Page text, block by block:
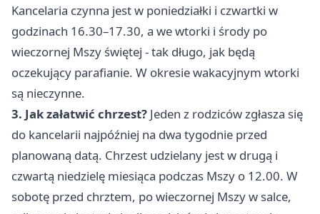
Kancelaria czynna jest w poniedziałki i czwartki w
godzinach 16.30–17.30, a we wtorki i środy po
wieczornej Mszy świętej - tak długo, jak będą
oczekujący parafianie. W okresie wakacyjnym wtorki
są nieczynne.
3. Jak załatwić chrzest? Jeden z rodziców zgłasza się
do kancelarii najpóźniej na dwa tygodnie przed
planowaną datą. Chrzest udzielany jest w drugą i
czwartą niedzielę miesiąca podczas Mszy o 12.00. W
sobotę przed chrztem, po wieczornej Mszy w salce,